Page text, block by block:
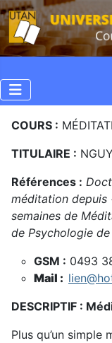
COURS :
TITULAIRE :
Références :
méditation depuis
semaines de
de Psychologie
GSM : 0493
Mail :
DESCRIPTIF :
Plus qu’un simple